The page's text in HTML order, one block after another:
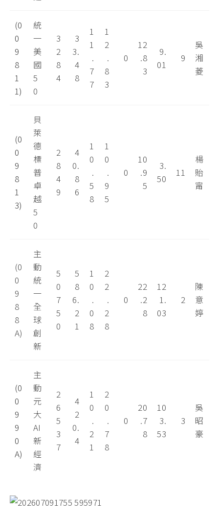
(0
0
9
8
1
1)
統
一
美
國
5
0
3
2
8
4
3
3.
4
8
1
1
.
7
7
1
2
.
8
3
0
12
.8
3
9.
01
9
吳
湘
菱
(0
0
9
8
1
3)
貝
萊
德
標
普
卓
越
5
0
2
8
4
9
4
0.
8
6
1
0
.
5
8
1
0
.
9
5
0
10
.9
5
3.
50
11
楊
貽
甯
(0
0
9
8
8
A)
主
動
統
一
全
球
創
新
5
0
7
5
0
5
8
6.
2
1
1
0
.
0
8
2
2
.
2
8
0
22
.2
8
12
1.
03
2
陳
意
婷
(0
0
9
9
0
A)
主
動
元
大
AI
新
經
濟
2
6
5
3
7
4
2
0.
4
1
0
.
2
1
2
0
.
7
8
0
20
.7
8
10
3.
53
3
吳
昭
豪